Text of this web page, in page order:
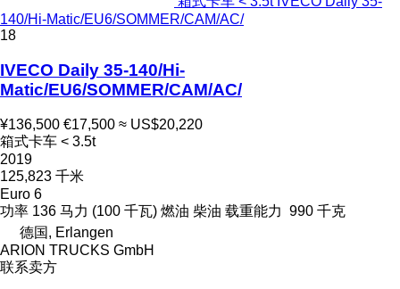
140/Hi-Matic/EU6/SOMMER/CAM/AC/
18
IVECO Daily 35-140/Hi-
Matic/EU6/SOMMER/CAM/AC/
¥136,500 €17,500 ≈ US$20,220
箱式卡车 < 3.5t
2019
125,823 千米
Euro 6
功率 136 马力 (100 千瓦) 燃油 柴油 载重能力 990 千克
德国, Erlangen
ARION TRUCKS GmbH
联系卖方